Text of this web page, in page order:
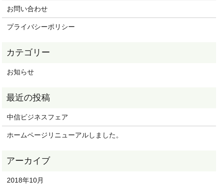
お問い合わせ
プライバシーポリシー
お知らせ
中信ビジネスフェア
ホームページリニューアルしました。
2018年10月